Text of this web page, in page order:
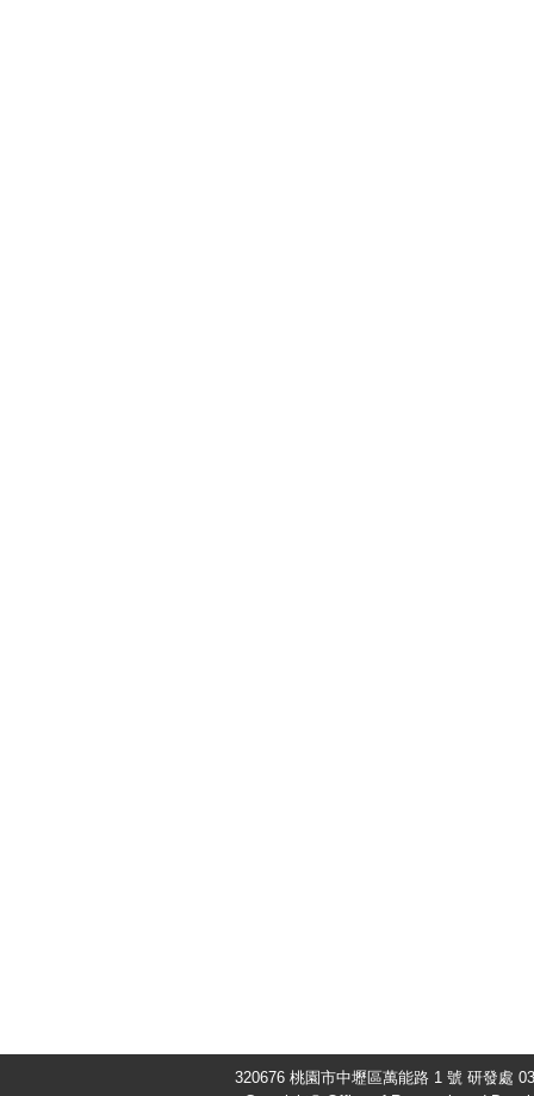
320676 桃園市中壢區萬能路 1 號 研發處